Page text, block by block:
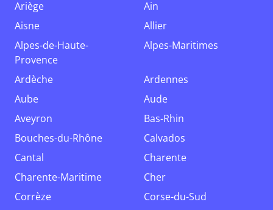
Ariège
Ain
Aisne
Allier
Alpes-de-Haute-
Provence
Alpes-Maritimes
Ardèche
Ardennes
Aube
Aude
Aveyron
Bas-Rhin
Bouches-du-Rhône
Calvados
Cantal
Charente
Charente-Maritime
Cher
Corrèze
Corse-du-Sud